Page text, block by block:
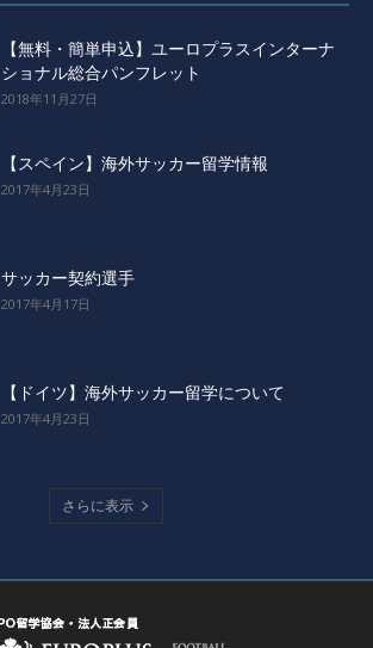
【無料・簡単申込】ユーロプラスインターナ
ショナル総合パンフレット
2018年11月27日
【スペイン】海外サッカー留学情報
2017年4月23日
サッカー契約選手
2017年4月17日
【ドイツ】海外サッカー留学について
2017年4月23日
さらに表示